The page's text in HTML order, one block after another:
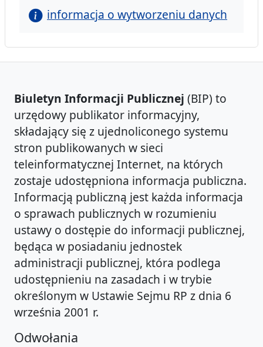
informacja o wytworzeniu danych
Biuletyn Informacji Publicznej (BIP) to
urzędowy publikator informacyjny,
składający się z ujednoliconego systemu
stron publikowanych w sieci
teleinformatycznej Internet, na których
zostaje udostępniona informacja publiczna.
Informacją publiczną jest każda informacja
o sprawach publicznych w rozumieniu
ustawy o dostępie do informacji publicznej,
będąca w posiadaniu jednostek
administracji publicznej, która podlega
udostępnieniu na zasadach i w trybie
określonym w Ustawie Sejmu RP z dnia 6
września 2001 r.
Odwołania